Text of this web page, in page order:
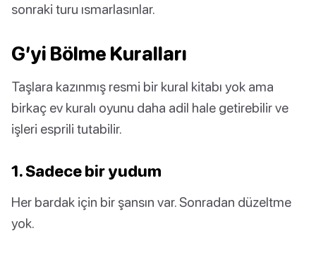
sonraki turu ısmarlasınlar.
G’yi Bölme Kuralları
Taşlara kazınmış resmi bir kural kitabı yok ama
birkaç ev kuralı oyunu daha adil hale getirebilir ve
işleri esprili tutabilir.
1. Sadece bir yudum
Her bardak için bir şansın var. Sonradan düzeltme
yok.